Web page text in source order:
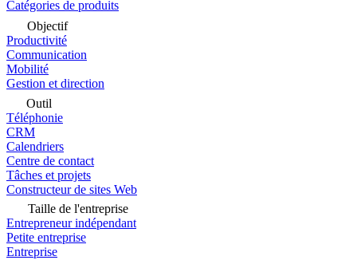
Catégories de produits
Objectif
Productivité
Communication
Mobilité
Gestion et direction
Outil
Téléphonie
CRM
Calendriers
Centre de contact
Tâches et projets
Constructeur de sites Web
Taille de l'entreprise
Entrepreneur indépendant
Petite entreprise
Entreprise